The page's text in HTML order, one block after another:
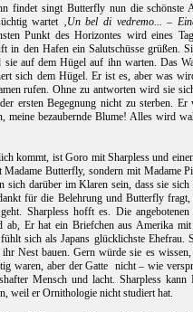
findet singt Butterfly nun die schönste
wartet
‚Un bel di vedremo... –
Punkt des Horizontes wird eines
in den Hafen ein Salutschüsse grüßen.
auf dem Hügel auf ihn warten. Das
sich dem Hügel. Er ist es, aber was
rufen. Ohne zu antworten wird sie
ersten Begegnung nicht zu sterben.
meine bezaubernde Blume! Alles wird
kommt, ist Goro mit Sharpless und
Butterfly, sondern mit Madame
sich darüber im Klaren sein, dass sie
für die Belehrung und Butterfly
Sharpless hofft es. Die angebotenen
ab, Er hat ein Briefchen aus Amerika
sich als Japans glücklichste Ehefrau.
ihr Nest bauen. Gern würde sie es
waren, aber der Gatte nicht – wie
Mensch und lacht. Sharpless kann
weil er Ornithologie nicht studiert hat.